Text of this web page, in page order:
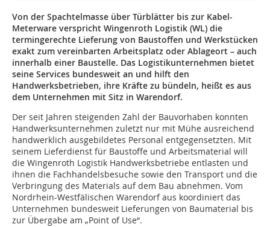
Von der Spachtelmasse über Türblätter bis zur Kabel-
Meterware verspricht Wingenroth Logistik (WL) die
termingerechte Lieferung von Baustoffen und Werkstücken
exakt zum vereinbarten Arbeitsplatz oder Ablageort – auch
innerhalb einer Baustelle. Das Logistikunternehmen bietet
seine Services bundesweit an und hilft den
Handwerksbetrieben, ihre Kräfte zu bündeln, heißt es aus
dem Unternehmen mit Sitz in Warendorf.
Der seit Jahren steigenden Zahl der Bauvorhaben konnten
Handwerksunternehmen zuletzt nur mit Mühe ausreichend
handwerklich ausgebildetes Personal entgegensetzten. Mit
seinem Lieferdienst für Baustoffe und Arbeitsmaterial will
die Wingenroth Logistik Handwerksbetriebe entlasten und
ihnen die Fachhandelsbesuche sowie den Transport und die
Verbringung des Materials auf dem Bau abnehmen. Vom
Nordrhein-Westfälischen Warendorf aus koordiniert das
Unternehmen bundesweit Lieferungen von Baumaterial bis
zur Übergabe am „Point of Use“.